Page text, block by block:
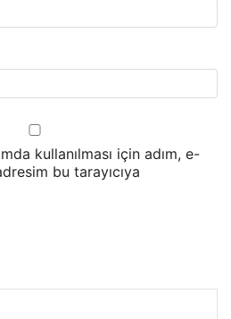
kullanılması için adım, e-
bu tarayıcıya